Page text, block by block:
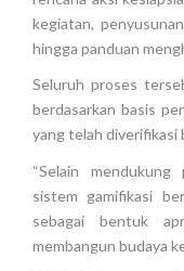
kegiatan,
hingga panduan
Seluruh proses
berdasarkan basis
yang telah diverifikasi
“Selain mendukung
sistem gamifikasi
sebagai bentuk
membangun budaya